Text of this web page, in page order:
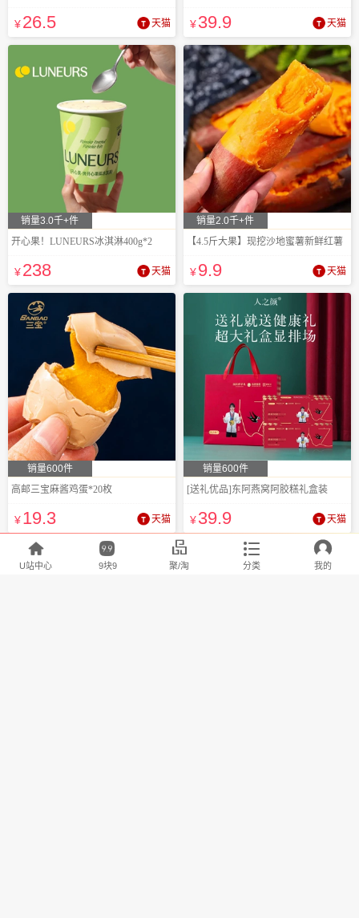
¥26.5 天猫 ¥39.9 天猫
销量3.0千+件
开心果！LUNEURS冰淇淋400g*2
¥238 天猫
销量2.0千+件
【4.5斤大果】现挖沙地蜜薯新鲜红薯
¥9.9 天猫
销量600件
高邮三宝麻酱鸡蛋*20枚
¥19.3 天猫
销量600件
[送礼优品]东阿燕窝阿胶糕礼盒装
¥39.9 天猫

U站中心

9块9

聚/淘

分类

我的